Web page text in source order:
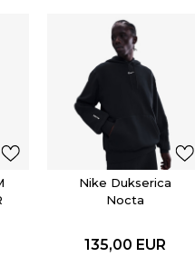
Nike Dukserica
Nocta
135,00 EUR